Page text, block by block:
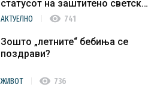
статусот на заштитено светско
културно наследство
АКТУЕЛНО visibility 741
Зошто „летните“ бебиња се
поздрави?
ЖИВОТ visibility 736